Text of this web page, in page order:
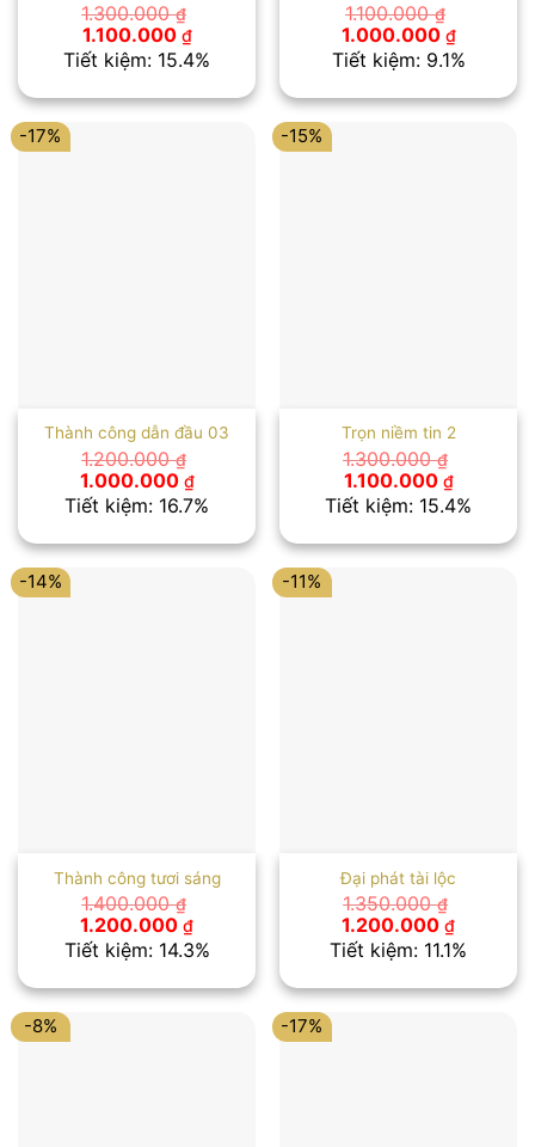
1.300.000₫
Giá
gốc
là:
1.100.000 ₫Giá
hiện
tại
1.100.000 ₫.
Tiết kiệm: 15.4%
1.100.000₫
Giá
gốc
là:
1.000.000 ₫Giá
hiện
tại
Tiết kiệm: 9.1%
-17%
Thành công dẫn đầu 03
1.200.000₫
Giá
gốc
là:
1.000.000 ₫Giá
hiện
tại
1.000.000 ₫.
Tiết kiệm: 16.7%
-15%
Trọn niềm tin 2
1.300.000₫
Giá
gốc
là:
1.100.000 ₫Giá
hiện
tại
Tiết kiệm: 15.4%
-14%
Thành công tươi sáng
1.400.000₫
Giá
gốc
là:
1.200.000 ₫Giá
hiện
tại
1.200.000 ₫.
Tiết kiệm: 14.3%
-11%
Đại phát tài lộc
1.350.000₫
Giá
gốc
là:
1.200.000 ₫Giá
hiện
tại
Tiết kiệm: 11.1%
-8% -17%